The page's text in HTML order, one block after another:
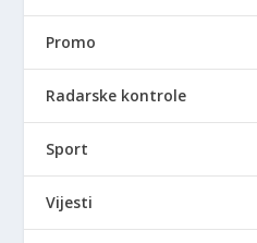
Promo
Radarske kontrole
Sport
Vijesti